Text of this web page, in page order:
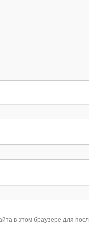
в этом браузере для